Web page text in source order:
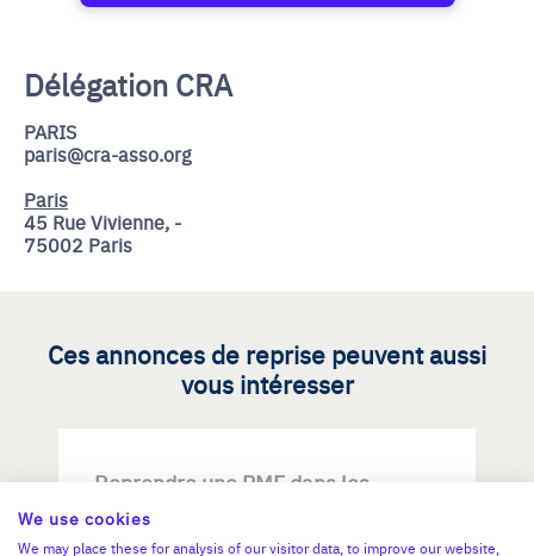
Délégation CRA
PARIS
paris@cra-asso.org
Paris
45 Rue Vivienne, -
75002 Paris
Ces annonces de reprise peuvent aussi
vous intéresser
Reprendre une PME dans les
métiers d'art / savoir-faire
d'excellence
We use cookies
We may place these for analysis of our visitor data, to improve our website,